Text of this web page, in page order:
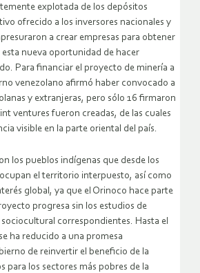
explotada de los depósitos
ofrecido a los inversores nacionales y
a crear empresas para obtener
nueva oportunidad de hacer
Para financiar el proyecto de minería a
venezolano afirmó haber convocado a
y extranjeras, pero sólo 16 firmaron
ventures fueron creadas, de las cuales
visible en la parte oriental del país.
los pueblos indígenas que desde los
el territorio interpuesto, así como
global, ya que el Orinoco hace parte
progresa sin los estudios de
correspondientes. Hasta el
ha reducido a una promesa
de reinvertir el beneficio de la
para los sectores más pobres de la